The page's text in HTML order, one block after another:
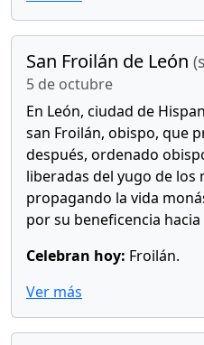
San Froilán de León
5 de octubre
En León, ciudad de
san Froilán, obispo, que
después, ordenado
liberadas del yugo de los
propagando la vida
por su beneficencia
Celebran hoy: Froilán.
Ver más